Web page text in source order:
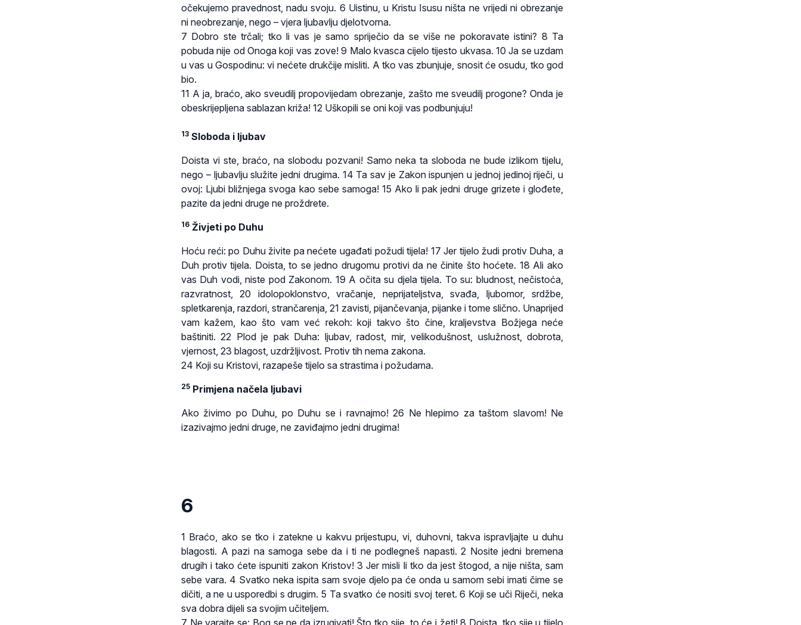
očekujemo pravednost, nadu svoju. 6 Uistinu, u Kristu Isusu ništa ne vrijedi ni obrezanje
ni neobrezanje, nego – vjera ljubavlju djelotvorna.
7 Dobro ste trčali; tko li vas je samo spriječio da se više ne pokoravate istini? 8 Ta
pobuda nije od Onoga koji vas zove! 9 Malo kvasca cijelo tijesto ukvasa. 10 Ja se uzdam
u vas u Gospodinu: vi nećete drukčije misliti. A tko vas zbunjuje, snosit će osudu, tko god
bio.
11 A ja, braćo, ako sveudilj propovijedam obrezanje, zašto me sveudilj progone? Onda je
obeskrijepljena sablazan križa! 12 Uškopili se oni koji vas podbunjuju!
13 Sloboda i ljubav
Doista vi ste, braćo, na slobodu pozvani! Samo neka ta sloboda ne bude izlikom tijelu,
nego – ljubavlju služite jedni drugima. 14 Ta sav je Zakon ispunjen u jednoj jedinoj riječi, u
ovoj: Ljubi bližnjega svoga kao sebe samoga! 15 Ako li pak jedni druge grizete i glođete,
pazite da jedni druge ne proždrete.
16 Živjeti po Duhu
Hoću reći: po Duhu živite pa nećete ugađati požudi tijela! 17 Jer tijelo žudi protiv Duha, a
Duh protiv tijela. Doista, to se jedno drugomu protivi da ne činite što hoćete. 18 Ali ako
vas Duh vodi, niste pod Zakonom. 19 A očita su djela tijela. To su: bludnost, nečistoća,
razvratnost, 20 idolopoklonstvo, vračanje, neprijateljstva, svađa, ljubomor, srdžbe,
spletkarenja, razdori, strančarenja, 21 zavisti, pijančevanja, pijanke i tome slično. Unaprijed
vam kažem, kao što vam već rekoh: koji takvo što čine, kraljevstva Božjega neće
baštiniti. 22 Plod je pak Duha: ljubav, radost, mir, velikodušnost, uslužnost, dobrota,
vjernost, 23 blagost, uzdržljivost. Protiv tih nema zakona.
24 Koji su Kristovi, razapeše tijelo sa strastima i požudama.
25 Primjena načela ljubavi
Ako živimo po Duhu, po Duhu se i ravnajmo! 26 Ne hlepimo za taštom slavom! Ne
izazivajmo jedni druge, ne zaviđajmo jedni drugima!
6
1 Braćo, ako se tko i zatekne u kakvu prijestupu, vi, duhovni, takva ispravljajte u duhu
blagosti. A pazi na samoga sebe da i ti ne podlegneš napasti. 2 Nosite jedni bremena
drugih i tako ćete ispuniti zakon Kristov! 3 Jer misli li tko da jest štogod, a nije ništa, sam
sebe vara. 4 Svatko neka ispita sam svoje djelo pa će onda u samom sebi imati čime se
dičiti, a ne u usporedbi s drugim. 5 Ta svatko će nositi svoj teret. 6 Koji se uči Riječi, neka
sva dobra dijeli sa svojim učiteljem.
7 Ne varajte se: Bog se ne da izrugivati! Što tko sije, to će i žeti! 8 Doista, tko sije u tijelo